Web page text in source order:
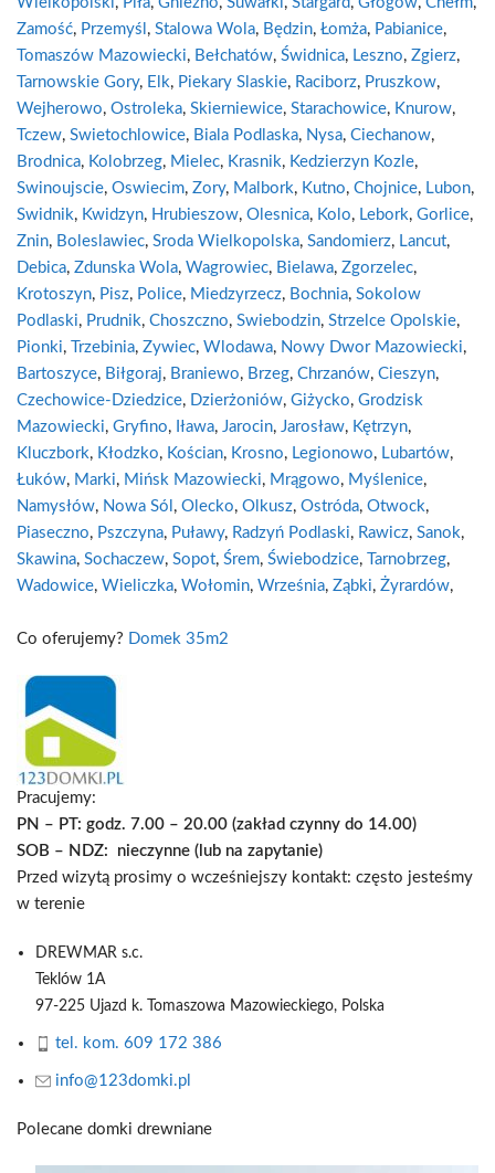
Zamość, Przemyśl , Stalowa Wola, Będzin, Łomża, Pabianice,
Tomaszów Mazowiecki, Bełchatów, Świdnica, Leszno, Zgierz,
Tarnowskie Gory, Elk, Piekary Slaskie, Raciborz, Pruszkow,
Wejherowo, Ostroleka, Skierniewice, Starachowice, Knurow,
Tczew, Swietochlowice, Biala Podlaska, Nysa, Ciechanow,
Brodnica, Kolobrzeg, Mielec, Krasnik, Kedzierzyn Kozle,
Swinoujscie, Oswiecim, Zory, Malbork, Kutno, Chojnice, Lubon,
Swidnik, Kwidzyn, Hrubieszow, Olesnica, Kolo, Lebork, Gorlice,
Znin, Boleslawiec, Sroda Wielkopolska, Sandomierz, Lancut,
Debica, Zdunska Wola, Wagrowiec, Bielawa, Zgorzelec,
Krotoszyn, Pisz, Police, Miedzyrzecz, Bochnia, Sokolow
Podlaski, Prudnik, Choszczno, Swiebodzin, Strzelce Opolskie,
Pionki, Trzebinia, Zywiec, Wlodawa, Nowy Dwor Mazowiecki,
Bartoszyce, Biłgoraj, Braniewo, Brzeg, Chrzanów, Cieszyn,
Czechowice-Dziedzice, Dzierżoniów, Giżycko, Grodzisk
Mazowiecki, Gryfino, Iława, Jarocin, Jarosław, Kętrzyn,
Kluczbork, Kłodzko, Kościan, Krosno, Legionowo, Lubartów,
Łuków, Marki, Mińsk Mazowiecki, Mrągowo, Myślenice,
Namysłów, Nowa Sól , Olecko, Olkusz, Ostróda, Otwock,
Piaseczno, Pszczyna, Puławy, Radzyń Podlaski, Rawicz, Sanok,
Skawina, Sochaczew, Sopot, Śrem, Świebodzice, Tarnobrzeg,
Wadowice, Wieliczka, Wołomin, Września, Ząbki, Żyrardów,
Co oferujemy? Domek 35m2
Pracujemy:
PN – PT: godz. 7.00 – 20.00 (zakład czynny do 14.00)
SOB – NDZ: nieczynne (lub na zapytanie)
Przed wizytą prosimy o wcześniejszy kontakt: często jesteśmy
w terenie
DREWMAR s.c.
Teklów 1A
97-225 Ujazd k. Tomaszowa Mazowieckiego, Polska
tel. kom. 609 172 386
info@123domki.pl
Polecane domki drewniane